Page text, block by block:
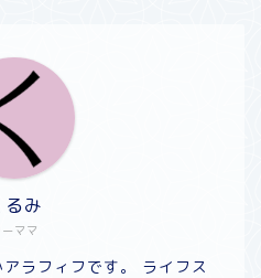
ーママ
るみ
ラフィフです。 ライフス